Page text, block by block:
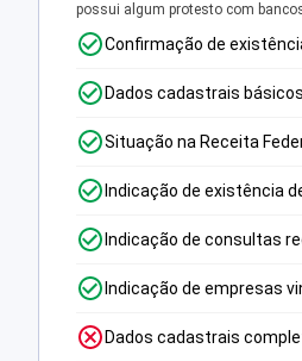
possui algum protesto com
Confirmação de
Dados cadastrais básicos
Situação na Receita
Indicação de existência
Indicação de consultas
Indicação de empresas
Dados cadastrais